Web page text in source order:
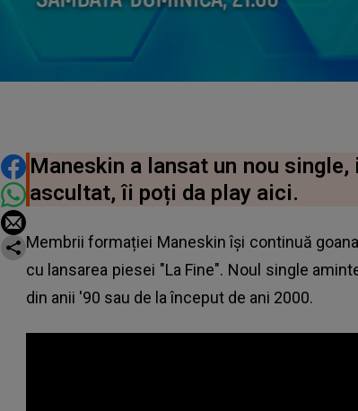
DISTRIBUIE ARTICOLUL
Maneskin a lansat un nou
ascultat, îi poți da play aici.
Membrii formației Maneskin îşi continuă
cu lansarea piesei "La Fine". Noul single
din anii '90 sau de la început de ani 2000.